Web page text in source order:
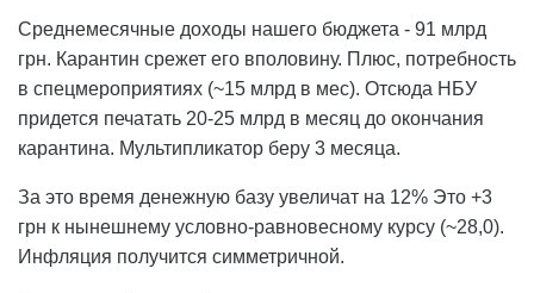
Среднемесячные доходы нашего бюджета - 91 млрд
грн. Карантин срежет его вполовину. Плюс, потребность
в спецмероприятиях (~15 млрд в мес). Отсюда НБУ
придется печатать 20-25 млрд в месяц до окончания
карантина. Мультипликатор беру 3 месяца.
За это время денежную базу увеличат на 12% Это +3
грн к нынешнему условно-равновесному курсу (~28,0).
Инфляция получится симметричной.